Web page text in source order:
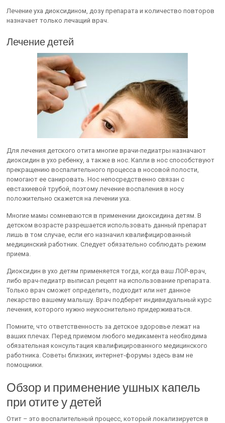
Лечение уха диоксидином, дозу препарата и количество повторов
назначает только лечащий врач.
Лечение детей
Для лечения детского отита многие врачи-педиатры назначают
диоксидин в ухо ребенку, а также в нос. Капли в нос способствуют
прекращению воспалительного процесса в носовой полости,
помогают ее санировать. Нос непосредственно связан с
евстахиевой трубой, поэтому лечение воспаления в носу
положительно скажется на лечении уха.
Многие мамы сомневаются в применении диоксидина детям. В
детском возрасте разрешается использовать данный препарат
лишь в том случае, если его назначил квалифицированный
медицинский работник. Следует обязательно соблюдать режим
приема.
Диоксидин в ухо детям применяется тогда, когда ваш ЛОР-врач,
либо врач-педиатр выписал рецепт на использование препарата.
Только врач сможет определить, подходит или нет данное
лекарство вашему малышу. Врач подберет индивидуальный курс
лечения, которого нужно неукоснительно придерживаться.
Помните, что ответственность за детское здоровье лежат на
ваших плечах. Перед приемом любого медикамента необходима
обязательная консультация квалифицированного медицинского
работника. Советы близких, интернет-форумы здесь вам не
помощники.
Обзор и применение ушных капель
при отите у детей
Отит – это воспалительный процесс, который локализируется в